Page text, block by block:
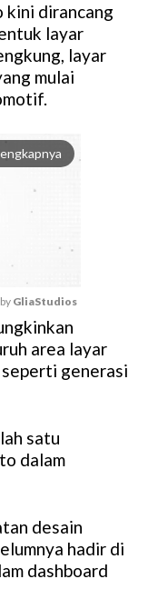
kini dirancang
layar
layar
mulai
M
u
t
GliaStudios
area layar
generasi
satu
dalam
desain
hadir di
dashboard